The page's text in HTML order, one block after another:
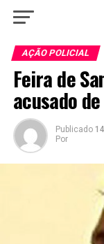
AÇÃO POLICIAL
Feira de
acusado
Publicado
Por